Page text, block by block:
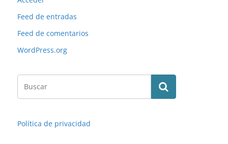
Feed de entradas
Feed de comentarios
WordPress.org
Política de privacidad